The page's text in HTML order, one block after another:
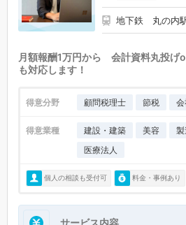
地下鉄 丸の内
月額報酬1万円から 会計資料丸投
も対応します！
得意分野 顧問税理士 節税
得意業種 建設・建築 美容 製
医療法人
個人の相談も受付可 料金・事例あり
サービス内容